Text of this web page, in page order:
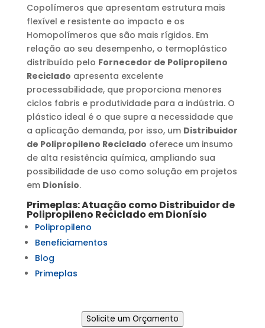
Copolímeros que apresentam estrutura mais
flexível e resistente ao impacto e os
Homopolímeros que são mais rígidos. Em
relação ao seu desempenho, o termoplástico
distribuído pelo Fornecedor de Polipropileno
Reciclado apresenta excelente
processabilidade, que proporciona menores
ciclos fabris e produtividade para a indústria. O
plástico ideal é o que supre a necessidade que
a aplicação demanda, por isso, um Distribuidor
de Polipropileno Reciclado oferece um insumo
de alta resistência química, ampliando sua
possibilidade de uso como solução em projetos
em Dionísio.
Primeplas: Atuação como Distribuidor de
Polipropileno Reciclado emDionísio
Polipropileno
Beneficiamentos
Blog
Primeplas
Solicite um Orçamento